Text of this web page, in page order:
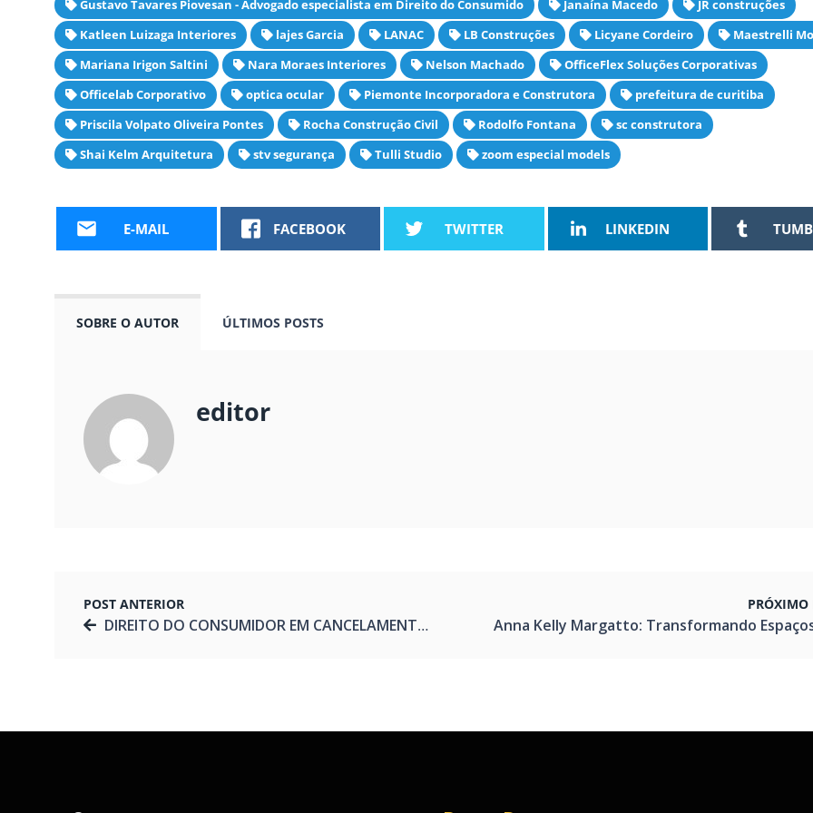
Gustavo Tavares Piovesan - Advogado especialista em Direito do Consumido
Janaína Macedo
JR construções
Katleen Luizaga Interiores
lajes Garcia LANAC LB Construções Licyane Cordeiro
Maestrelli
Mariana Irigon Saltini
Nara Moraes Interiores Nelson Machado
OfficeFlex Soluções Corporativas
Officelab Corporativo
optica ocular Piemonte Incorporadora e Construtora
prefeitura de curitiba
Priscila Volpato Oliveira Pontes
Rocha Construção Civil Rodolfo Fontana
sc construtora
Shai Kelm Arquitetura
stv segurança Tulli Studio zoom especial models
E-MAIL FACEBOOK TWITTER LINKEDIN
SOBRE O AUTOR ÚLTIMOS POSTS
editor
POST ANTERIOR
DIREITO DO CONSUMIDOR EM CANCELAMENTO DE VÔO: Desvendando os Caminhos para Garantir Seus Direitos
PRÓXIMO